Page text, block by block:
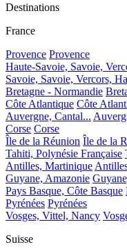
Destinations
France
Provence Provence
Haute-Savoie, Savoie,
Savoie, Savoie, Vercors,
Bretagne - Normandie
Côte Atlantique Côte
Auvergne, Cantal...
Corse Corse
Île de la Réunion Île de la
Tahiti, Polynésie Française
Antilles, Martinique
Guyane, Amazonie
Pays Basque, Côte Basque
Pyrénées Pyrénées
Vosges, Vittel, Nancy
Suisse